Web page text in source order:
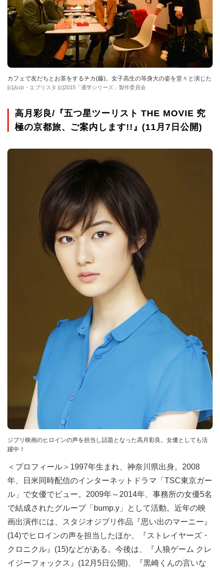
カフェで友だちとお茶をするチカ(藤)。女子高生の等身大の姿を堂々と演じた
[c]みゆ・エブリスタ [c]2015「通学シリーズ」製作委員会
高月彩良/『五つ星ツーリスト THE MOVIE 究
極の京都旅、ご案内します!!』(11月7日公開)
ジブリ映画のヒロインの声を担当し話題となった高月彩良。女優としても活
躍中！
＜プロフィール＞1997年生まれ、神奈川県出身。2008
年、日米同時配信のインターネットドラマ「TSC東京ガー
ル」で女優でビュー。2009年～2014年、事務所の女優5名
で結成されたグループ「bump.y」として活動。近年の映
画出演作には、スタジオジブリ作品『思い出のマーニー』
(14)でヒロインの声を担当したほか、『ストレイヤーズ・
クロニクル』(15)などがある。今後は、『人狼ゲーム クレ
イジーフォックス』(12月5日公開)、『黒崎くんの言いな